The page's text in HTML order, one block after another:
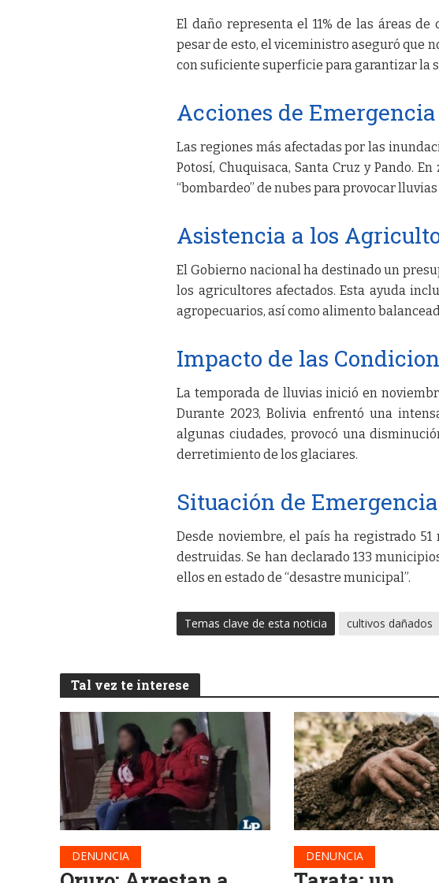
El daño representa el 11% de las áreas
pesar de esto, el viceministro aseguró que
con suficiente superficie para garantizar la
Acciones de Emergencia
Las regiones más afectadas por las
Potosí, Chuquisaca, Santa Cruz y Pando.
“bombardeo” de nubes para provocar
Asistencia a los
El Gobierno nacional ha destinado un
los agricultores afectados. Esta ayuda
agropecuarios, así como alimento
Impacto de las
La temporada de lluvias inició en
Durante 2023, Bolivia enfrentó una
algunas ciudades, provocó una
derretimiento de los glaciares.
Situación de Emergencia
Desde noviembre, el país ha registrado 51
destruidas. Se han declarado 133
ellos en estado de “desastre municipal”.
Temas clave de esta noticia cultivos dañados
Tal vez te interese
DENUNCIA DENUNCIA